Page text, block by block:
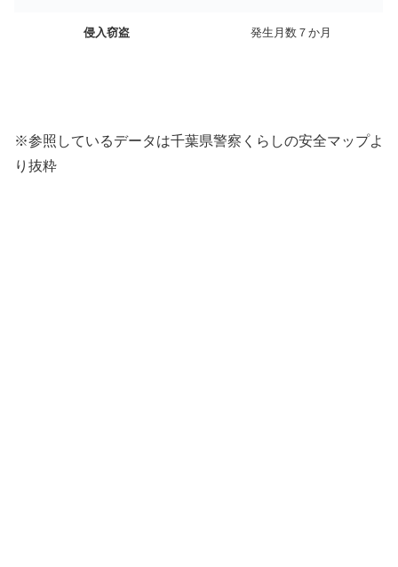
侵入窃盗 発生月数７か月
※参照しているデータは千葉県警察くらしの安全マップよ
り抜粋